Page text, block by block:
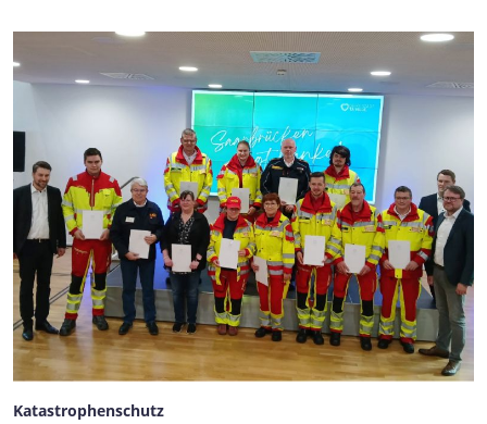
Katastrophenschutz